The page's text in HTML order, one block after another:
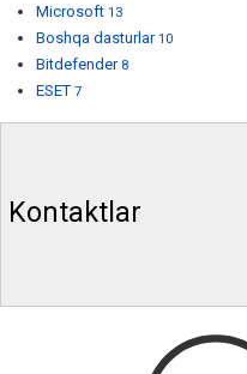
Microsoft 13
Boshqa dasturlar 10
Bitdefender 8
ESET 7
Kontaktlar